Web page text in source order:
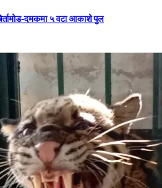
दमकमा ५ वटा आकाशे पुल